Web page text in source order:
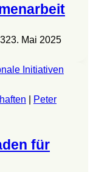
23. Mai 2025
Peter
für